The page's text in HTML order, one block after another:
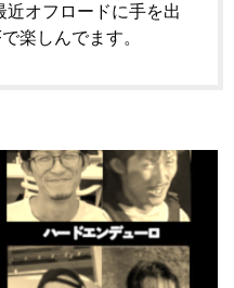
近オフロードに手を出
楽しんでます。